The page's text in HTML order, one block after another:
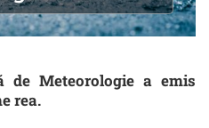
de Meteorologie a emis
rea.